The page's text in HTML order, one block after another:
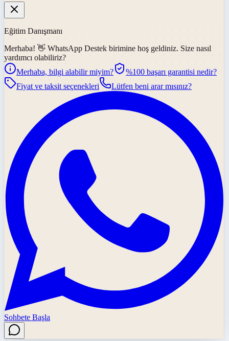
Eğitim Danışmanı
Merhaba! 👋 WhatsApp Destek birimine hoş geldiniz. Size nasıl
yardımcı olabiliriz?
Merhaba, bilgi alabilir miyim?
%100 başarı garantisi nedir?
Fiyat ve taksit seçenekleri
Lütfen beni arar mısınız?
Sohbete Başla